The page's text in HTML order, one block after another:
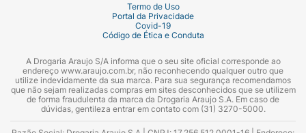
Termo de Uso
Portal da Privacidade
Covid-19
Código de Ética e Conduta
A Drogaria Araujo S/A informa que o seu site oficial corresponde ao
endereço www.araujo.com.br, não reconhecendo qualquer outro que
utilize indevidamente da sua marca. Para sua segurança recomendamos
que não sejam realizadas compras em sites desconhecidos que se utilizem
de forma fraudulenta da marca da Drogaria Araujo S.A. Em caso de
dúvidas, gentileza entrar em contato com (31) 3270-5000.